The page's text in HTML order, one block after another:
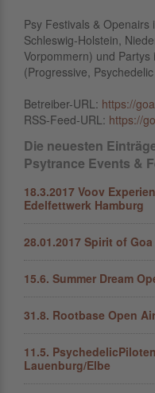
Psy Festivals &
Schleswig-Holstein,
Vorpommern) und
(Progressive,
Betreiber-URL: https://
RSS-Feed-URL: https://
Die neuesten
Psytrance Events &
18.3.2017 Voov
Edelfettwerk Hamburg
28.01.2017 Spirit of
15.6. Summer Dream
31.8. Rootbase Open
11.5.
Lauenburg/Elbe